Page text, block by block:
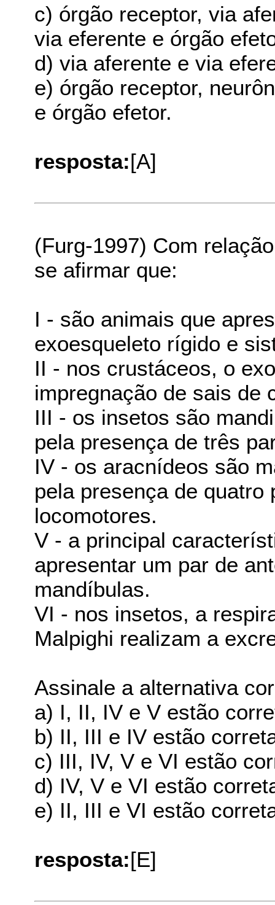
c) órgão receptor, via
via eferente e órgão
d) via aferente e via
e) órgão receptor,
e órgão efetor.
resposta:[A]
(Furg-1997) Com
se afirmar que:
I - são animais que
exoesqueleto rígido e
II - nos crustáceos, o
impregnação de sais de
III - os insetos são
pela presença de três
IV - os aracnídeos são
pela presença de quatro
locomotores.
V - a principal
apresentar um par de
mandíbulas.
VI - nos insetos, a
Malpighi realizam a
Assinale a alternativa
a) I, II, IV e V estão
b) II, III e IV estão
c) III, IV, V e VI estão
d) IV, V e VI estão
e) II, III e VI estão
resposta:[E]